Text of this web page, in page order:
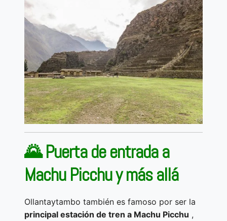
🌄 Puerta de entrada a
Machu Picchu y más allá
Ollantaytambo también es famoso por ser la
principal estación de tren a Machu Picchu ,